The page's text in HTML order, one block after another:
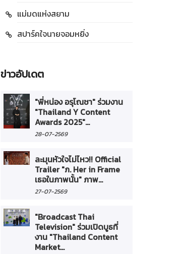
แม่มดแห่งสยาม
สปาร์คใจนายจอมหยิ่ง
ข่าวอัปเดต
"พี่หน่อง อรุโณชา" ร่วมงาน
"Thailand Y Content
Awards 2025"...
28-07-2569
ละมุนหัวใจไม่ไหว!! Official
Trailer "ภ. Her in Frame
เธอในภาพนั้น" ภาพ...
27-07-2569
"Broadcast Thai
Television" ร่วมเปิดบูธที่
งาน "Thailand Content
Market...